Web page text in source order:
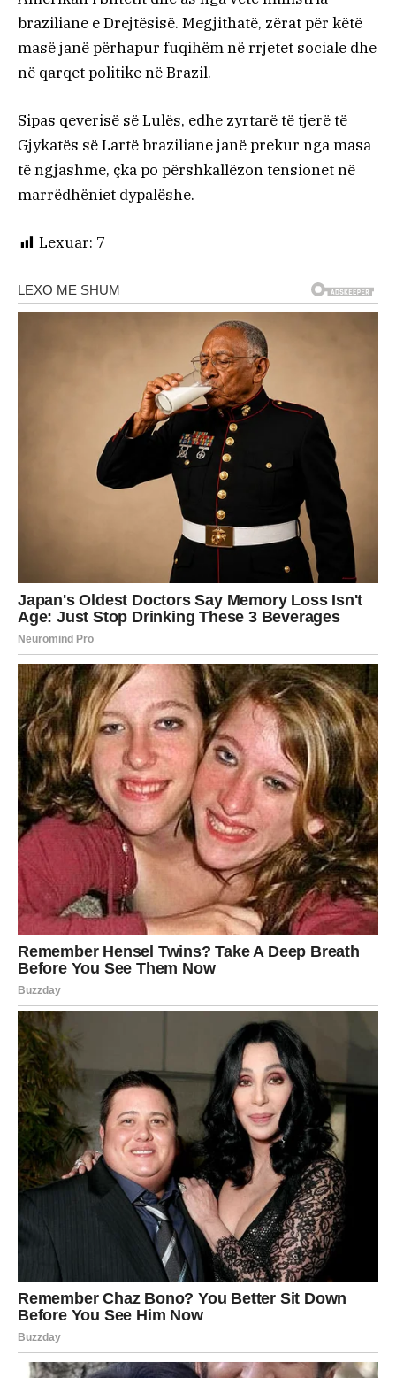
braziliane e Drejtësisë. Megjithatë, zërat për këtë
masë janë përhapur fuqihëm në rrjetet sociale dhe
në qarqet politike në Brazil.
Sipas qeverisë së Lulës, edhe zyrtarë të tjerë të
Gjykatës së Lartë braziliane janë prekur nga masa
të ngjashme, çka po përshkallëzon tensionet në
marrëdhëniet dypalëshe.
Lexuar: 7